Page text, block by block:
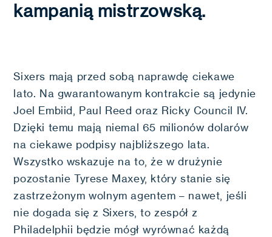
kampanią mistrzowską.
Sixers mają przed sobą naprawdę ciekawe
lato. Na gwarantowanym kontrakcie są jedynie
Joel Embiid, Paul Reed oraz Ricky Council IV.
Dzięki temu mają niemal 65 milionów dolarów
na ciekawe podpisy najbliższego lata.
Wszystko wskazuje na to, że w drużynie
pozostanie Tyrese Maxey, który stanie się
zastrzeżonym wolnym agentem – nawet, jeśli
nie dogada się z Sixers, to zespół z
Philadelphii będzie mógł wyrównać każdą